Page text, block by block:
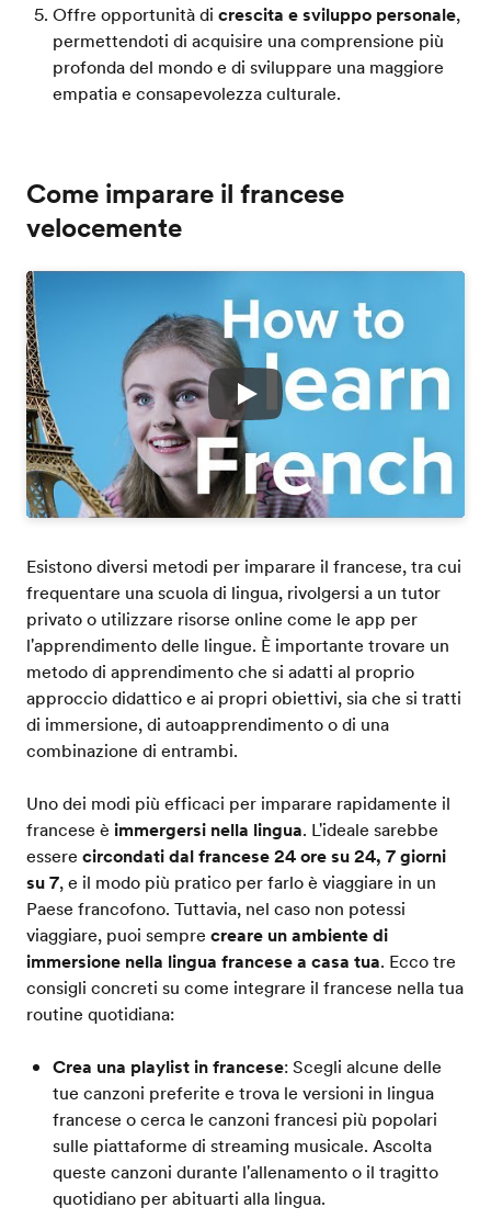
Offre opportunità di crescita e sviluppo personale,
permettendoti di acquisire una comprensione più
profonda del mondo e di sviluppare una maggiore
empatia e consapevolezza culturale.
Come imparare il francese
velocemente
Play
Esistono diversi metodi per imparare il francese, tra cui
frequentare una scuola di lingua, rivolgersi a un tutor
privato o utilizzare risorse online come le app per
l'apprendimento delle lingue. È importante trovare un
metodo di apprendimento che si adatti al proprio
approccio didattico e ai propri obiettivi, sia che si tratti
di immersione, di autoapprendimento o di una
combinazione di entrambi.
Uno dei modi più efficaci per imparare rapidamente il
francese è immergersi nella lingua. L'ideale sarebbe
essere circondati dal francese 24 ore su 24, 7 giorni
su 7, e il modo più pratico per farlo è viaggiare in un
Paese francofono. Tuttavia, nel caso non potessi
viaggiare, puoi sempre creare un ambiente di
immersione nella lingua francese a casa tua. Ecco tre
consigli concreti su come integrare il francese nella tua
routine quotidiana:
Crea una playlist in francese: Scegli alcune delle
tue canzoni preferite e trova le versioni in lingua
francese o cerca le canzoni francesi più popolari
sulle piattaforme di streaming musicale. Ascolta
queste canzoni durante l'allenamento o il tragitto
quotidiano per abituarti alla lingua.